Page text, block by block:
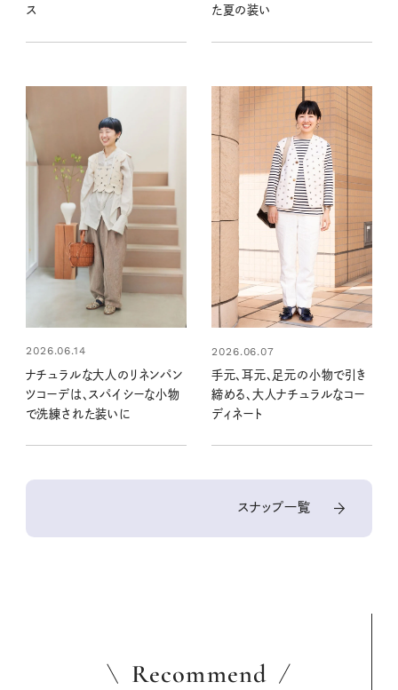
ス
た夏の装い
2026.06.14
ナチュラルな大人のリネンパン
ツコーデは、スパイシーな小物
で洗練された装いに
2026.06.07
手元、耳元、足元の小物で引き
締める、大人ナチュラルなコー
ディネート
スナップ一覧
Recommend